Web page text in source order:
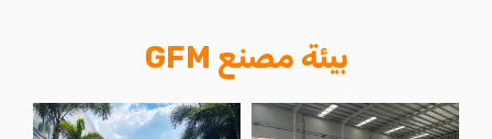
بيئة مصنع GFM